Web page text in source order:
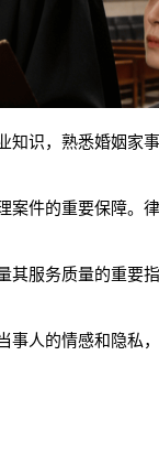
知识，熟悉婚姻家
案件的重要保障。
其服务质量的重要
事人的情感和隐私